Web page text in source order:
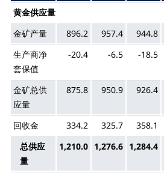
黄金供应量
金矿产量
896.2 957.4 944.8
生产商净
套保值
-20.4 -6.5 -18.5
金矿总供
应量
875.8 950.9 926.4
回收金 334.2 325.7 358.1
总供应
量
1,210.0 1,276.6 1,284.4